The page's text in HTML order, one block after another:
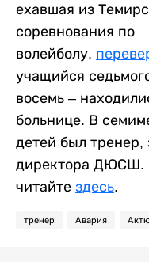
ехавшая из
соревнования по
волейболу,
учащийся
восемь –
больнице. В
детей был тренер,
директора ДЮСШ.
читайте здесь.
тренер Авария